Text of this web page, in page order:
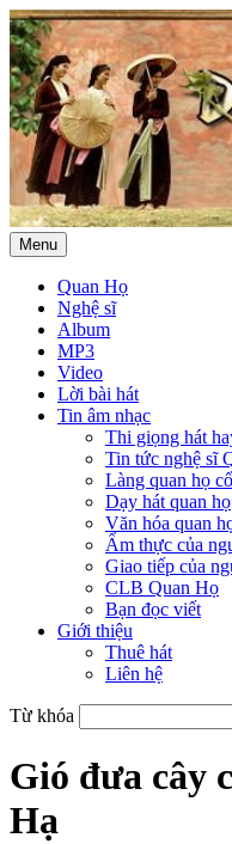
Menu
Quan Họ
Nghệ sĩ
Album
MP3
Video
Lời bài hát
Tin âm nhạc
Thi giọng hát
Tin tức nghệ sĩ
Làng quan họ cổ
Dạy hát quan họ
Văn hóa quan
Ẩm thực của
Giao tiếp của
CLB Quan Họ
Bạn đọc viết
Giới thiệu
Thuê hát
Liên hệ
Từ khóa
Gió đưa cây
Hạ